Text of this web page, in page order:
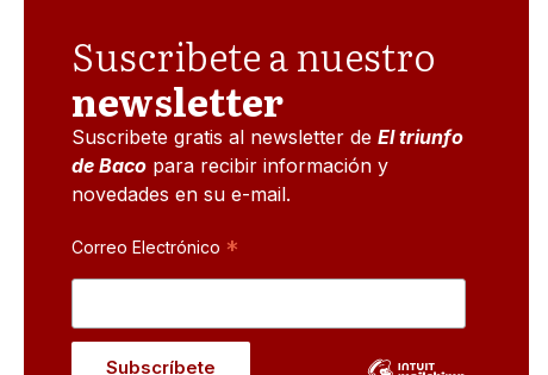
Suscribete a nuestro
newsletter
Suscribete gratis al newsletter deEl triunfo
de Baco para recibir información y
novedades en su e-mail.
Correo Electrónico *